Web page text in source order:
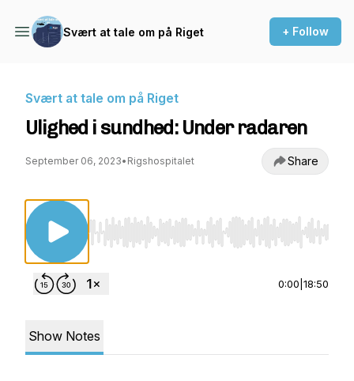
Svært at tale om på Riget + Follow
Svært at tale om på Riget
Ulighed i sundhed: Under radaren
September 06, 2023• Rigshospitalet Share
Use Left/Right to seek, Home/End to jump
0:00 18:50
Show Notes